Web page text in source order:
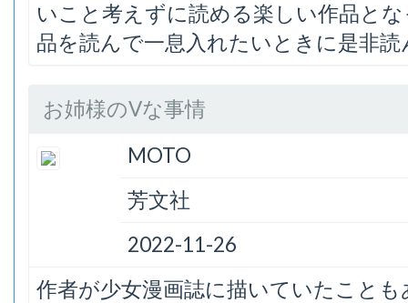
いこと考えずに読める楽しい作品と
品を読んで一息入れたいときに是非
お姉様のVな事情
MOTO
芳文社
2022-11-26
作者が少女漫画誌に描いていたこと